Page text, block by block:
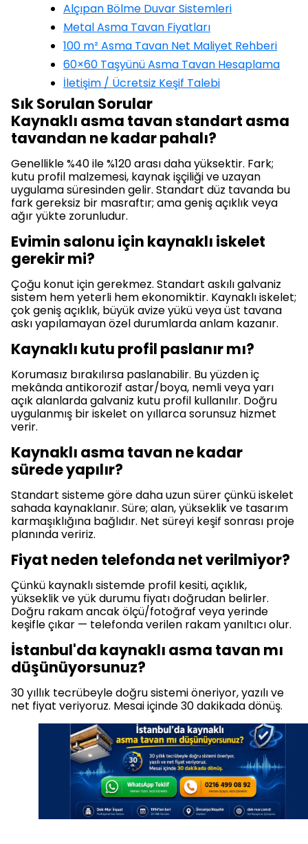
Alçıpan Bölme Duvar Sistemleri
Metal Asma Tavan Fiyatları
100 m² Asma Tavan Net Maliyet Rehberi
60×60 Taşyünü Asma Tavan Hesaplama
İletişim / Ücretsiz Keşif Talebi
Sık Sorulan Sorular
Kaynaklı asma tavan standart asma
tavandan ne kadar pahalı?
Genellikle %40 ile %120 arası daha yüksektir. Fark;
kutu profil malzemesi, kaynak işçiliği ve uzayan
uygulama süresinden gelir. Standart düz tavanda bu
fark gereksiz bir masraftır; ama geniş açıklık veya
ağır yükte zorunludur.
Evimin salonu için kaynaklı iskelet
gerekir mi?
Çoğu konut için gerekmez. Standart askılı galvaniz
sistem hem yeterli hem ekonomiktir. Kaynaklı iskelet;
çok geniş açıklık, büyük avize yükü veya üst tavana
askı yapılamayan özel durumlarda anlam kazanır.
Kaynaklı kutu profil paslanır mı?
Korumasız bırakılırsa paslanabilir. Bu yüzden iç
mekânda antikorozif astar/boya, nemli veya yarı
açık alanlarda galvaniz kutu profil kullanılır. Doğru
uygulanmış bir iskelet on yıllarca sorunsuz hizmet
verir.
Kaynaklı asma tavan ne kadar
sürede yapılır?
Standart sisteme göre daha uzun sürer çünkü iskelet
sahada kaynaklanır. Süre; alan, yükseklik ve tasarım
karmaşıklığına bağlıdır. Net süreyi keşif sonrası proje
planında veririz.
Fiyat neden telefonda net verilmiyor?
Çünkü kaynaklı sistemde profil kesiti, açıklık,
yükseklik ve yük durumu fiyatı doğrudan belirler.
Doğru rakam ancak ölçü/fotoğraf veya yerinde
keşifle çıkar — telefonda verilen rakam yanıltıcı olur.
İstanbul'da kaynaklı asma tavan mı
düşünüyorsunuz?
30 yıllık tecrübeyle doğru sistemi öneriyor, yazılı ve
net fiyat veriyoruz. Mesai içinde 30 dakikada dönüş.